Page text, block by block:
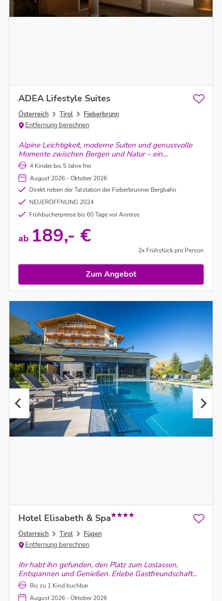
ADEA Lifestyle Suites
Österreich Tirol
Fieberbrunn
Entfernung berechnen
Alpine Leichtigkeit, moderne Suiten und genussvolle
Momente zwischen Bergen und Natur – ein
Sommerurlaub voller Freiheit, Stil und entspannter
Wohlfühlatmosphäre.
4 Kinder bis 5 Jahre frei
August 2026 - Oktober 2026
Direkt neben der Talstation der Fieberbrunner Bergbahn
NEUERÖFFNUNG 2024
Frühbucherpreise bis 60 Tage vor Anreise
ab 189,- €
2x Frühstück pro Person
Zum Angebot
Hotel Elisabeth & Spa
Österreich Tirol
Fügen
Entfernung berechnen
Ihr habt ihn gefunden, den Platz zum Loslassen,
Entspannen und Genießen. Erlebe Gastfreundschaft
im familiären Ambiente! Das Hotel liegt unterhalb der
Talstation Spieljochbahn in schöner Hanglage mit
Bis zu 1 Kind buchbar
August 2026 - Oktober 2026